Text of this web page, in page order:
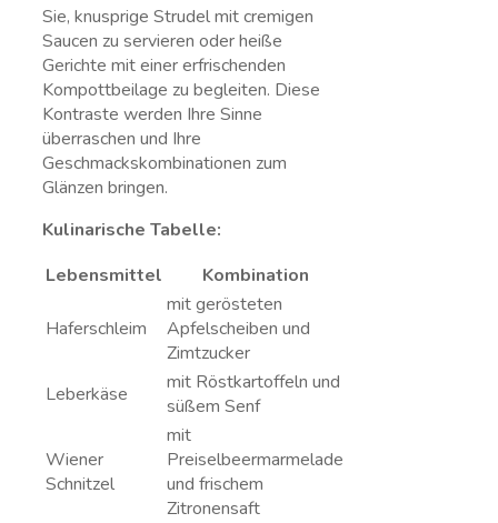
Sie, knusprige Strudel mit cremigen
Saucen ⁢zu servieren oder heiße
Gerichte ⁤mit einer erfrischenden
Kompottbeilage zu begleiten. Diese
Kontraste werden Ihre Sinne
überraschen und​ Ihre
Geschmackskombinationen zum
Glänzen bringen.
Kulinarische Tabelle:
Lebensmittel
Kombination
Haferschleim
mit gerösteten
Apfelscheiben und
Zimtzucker
Leberkäse
mit Röstkartoffeln und
süßem Senf
Wiener
Schnitzel
mit
Preiselbeermarmelade
und frischem
Zitronensaft